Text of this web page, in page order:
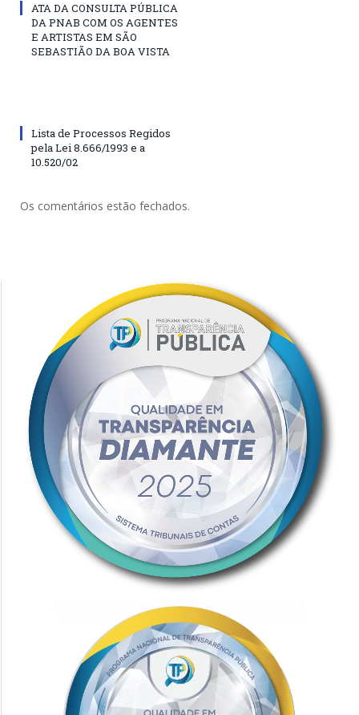
ATA DA CONSULTA PÚBLICA
DA PNAB COM OS AGENTES
E ARTISTAS EM SÃO
SEBASTIÃO DA BOA VISTA
Lista de Processos Regidos
pela Lei 8.666/1993 e a
10.520/02
Os comentários estão fechados.